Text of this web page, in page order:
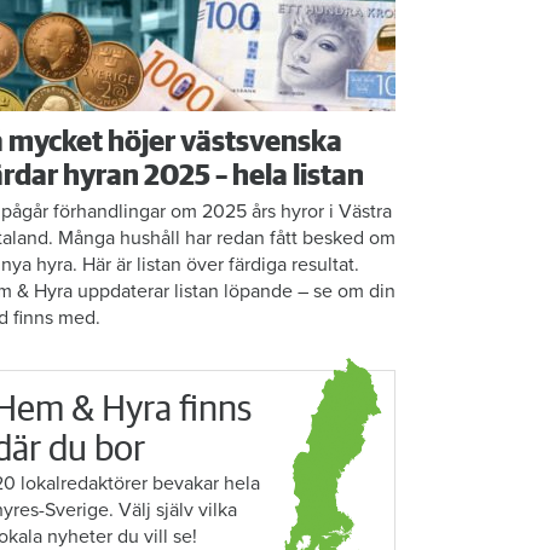
mycket höjer västsvenska
hyran 2025 – hela listan
förhandlingar om 2025 års hyror i Västra
Många hushåll har redan fått besked om
hyra. Här är listan över färdiga resultat.
& Hyra uppdaterar listan löpande – se om din
finns med.
Hem & Hyra finns
du bor
lokalredaktörer bevakar hela
Sverige. Välj själv vilka
nyheter du vill se!